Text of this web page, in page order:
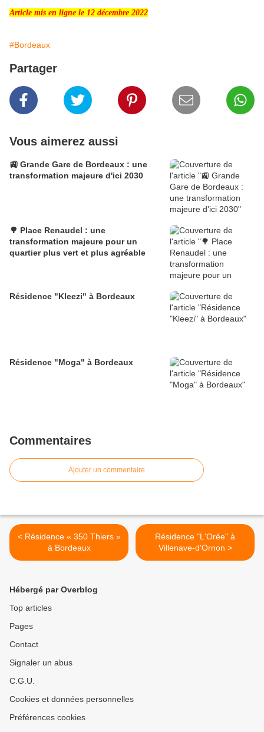
Article mis en ligne le 12 décembre 2022
#Bordeaux
Partager
Vous aimerez aussi
🚉 Grande Gare de Bordeaux : une
transformation majeure d'ici 2030
🌳 Place Renaudel : une
transformation majeure pour un
quartier plus vert et plus agréable
Résidence "Kleezi" à Bordeaux
Résidence "Moga" à Bordeaux
Commentaires
Ajouter un commentaire
< Résidence « 350 Thiers »
à Bordeaux
Résidence "L'Orée" à
Villenave-d'Ornon >
Hébergé par Overblog
Top articles
Pages
Contact
Signaler un abus
C.G.U.
Cookies et données personnelles
Préférences cookies